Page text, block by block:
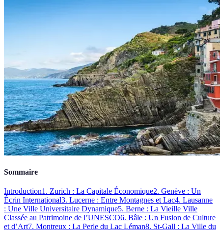
Sommaire
Introduction1. Zurich : La Capitale Économique2. Genève : Un
Écrin International3. Lucerne : Entre Montagnes et Lac4. Lausanne
: Une Ville Universitaire Dynamique5. Berne : La Vieille Ville
Classée au Patrimoine de l’UNESCO6. Bâle : Un Fusion de Culture
et d’Art7. Montreux : La Perle du Lac Léman8. St-Gall : La Ville du